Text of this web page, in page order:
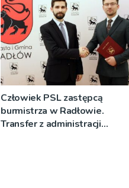
Człowiek PSL zastępcą
burmistrza w Radłowie.
Transfer z administracji